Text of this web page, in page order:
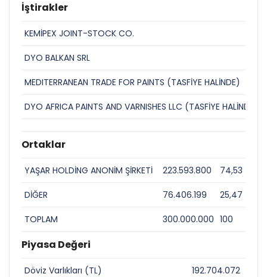
İştirakler
KEMİPEX JOINT-STOCK CO.
DYO BALKAN SRL
MEDITERRANEAN TRADE FOR PAINTS (TASFİYE HALİNDE)
DYO AFRICA PAINTS AND VARNISHES LLC (TASFİYE HALİNDE)
Ortaklar
YAŞAR HOLDİNG ANONİM ŞİRKETİ 223.593.800 74,53
DİĞER 76.406.199 25,47
TOPLAM 300.000.000 100
Piyasa Değeri
Döviz Varlıkları (TL) 192.704.072